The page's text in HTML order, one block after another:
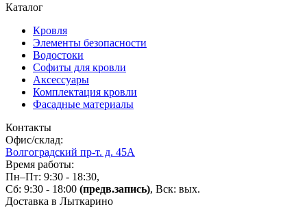
Каталог
Кровля
Элементы безопасности
Водостоки
Софиты для кровли
Аксессуары
Комплектация кровли
Фасадные материалы
Контакты
Офис/склад:
Волгоградский пр-т. д. 45А
Время работы:
Пн–Пт: 9:30 - 18:30,
Сб: 9:30 - 18:00 (предв.запись), Вск: вых.
Доставка в Лыткарино